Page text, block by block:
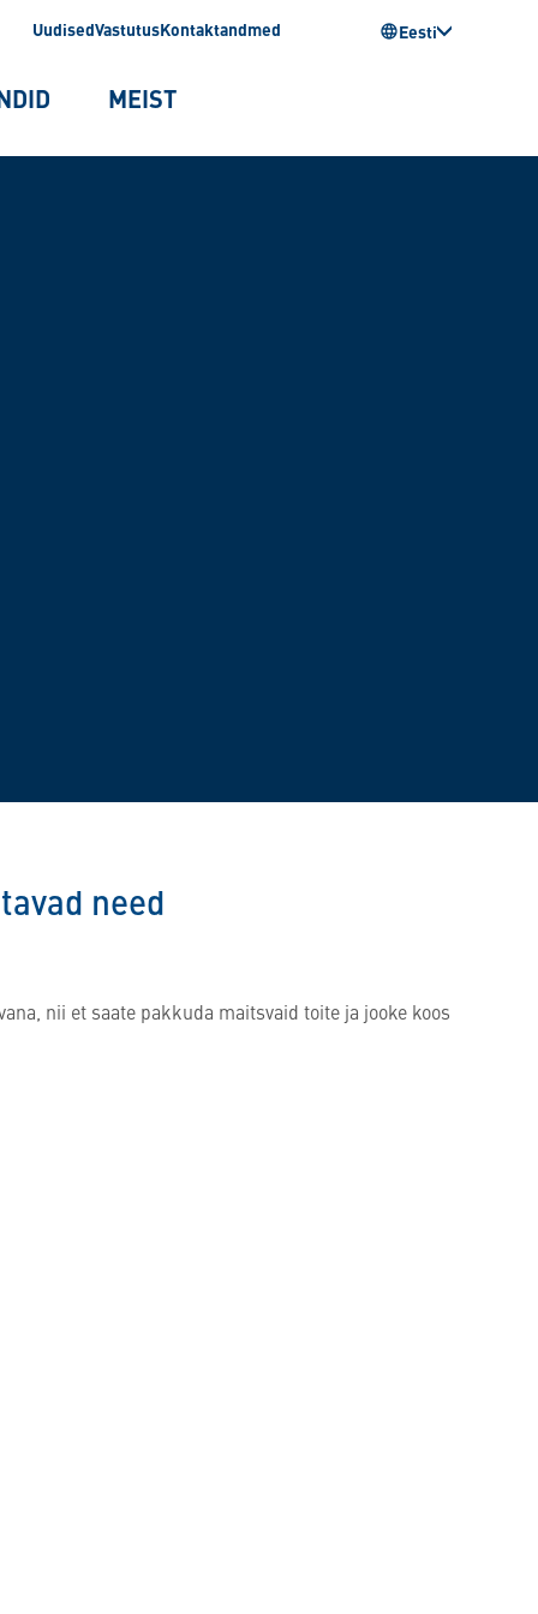
UudisedVastutusKontaktandmed Eesti
MEIST
need
nii et saate pakkuda maitsvaid toite ja jooke koos